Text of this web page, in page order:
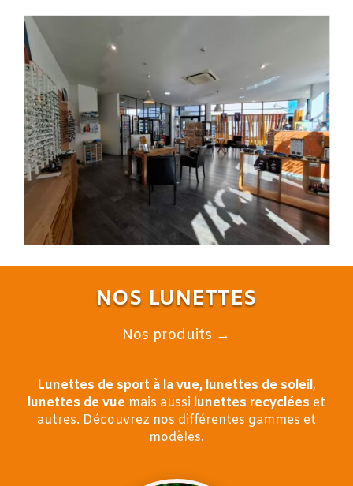
NOS LUNETTES
Nos produits →
Lunettes de sport à la vue, lunettes de soleil,
lunettes de vue mais aussi lunettes recyclées et
autres. Découvrez nos différentes gammes et
modèles.